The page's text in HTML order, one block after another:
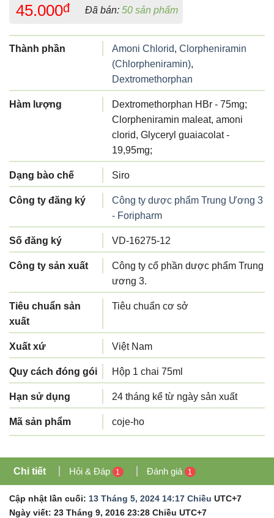
đánh giá
45.000đ Đã bán: 50 sản phẩm
Thành phần Amoni Chlorid, Clorpheniramin
(Chlorpheniramin),
Dextromethorphan
Hàm lượng
Dextromethorphan HBr - 75mg;
Clorpheniramin maleat, amoni
clorid, Glyceryl guaiacolat -
19,95mg;
Dạng bào chế Siro
Công ty đăng ký
Công ty dược phẩm Trung Ương 3
- Foripharm
Số đăng ký VD-16275-12
Công ty sản xuất
Công ty cổ phần dược phẩm Trung
ương 3.
Tiêu chuẩn sản
xuất
Tiêu chuẩn cơ sở
Xuất xứ Việt Nam
Quy cách đóng gói Hộp 1 chai 75ml
Hạn sử dụng 24 tháng kể từ ngày sản xuất
Mã sản phẩm coje-ho
Chi tiết Hỏi & Đáp 1 Đánh giá 1
Cập nhật lần cuối: 13 Tháng 5, 2024 14:17 Chiều UTC+7
Ngày viết: 23 Tháng 9, 2016 23:28 Chiều UTC+7